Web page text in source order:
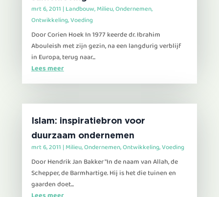
mrt 6, 2011 |Landbouw,Milieu,Ondernemen,
Ontwikkeling,Voeding
Door Corien Hoek In 1977 keerde dr. Ibrahim
Abouleish met zijn gezin, na een langdurig verblijf
in Europa, terug naar...
Lees meer
Islam: inspiratiebron voor
duurzaam ondernemen
mrt 6, 2011 |Milieu,Ondernemen,Ontwikkeling,Voeding
Door Hendrik Jan Bakker "In de naam van Allah, de
Schepper, de Barmhartige. Hij is het die tuinen en
gaarden doet...